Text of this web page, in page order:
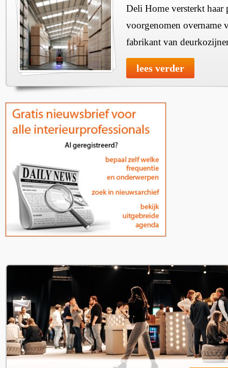
Deli Home versterkt haar
voorgenomen overname
fabrikant van
lees verder